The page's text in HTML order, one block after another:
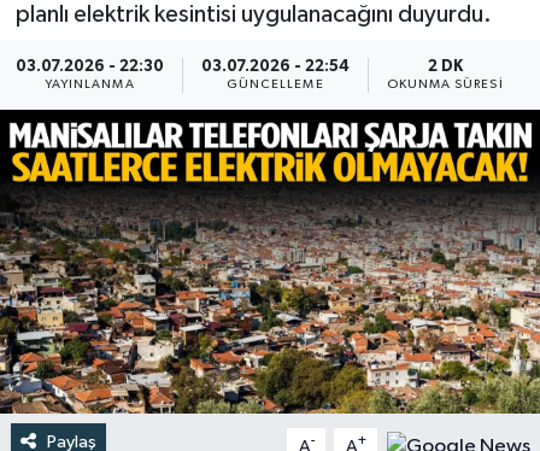
planlı elektrik kesintisi uygulanacağını duyurdu.
03.07.2026 - 22:30
YAYINLANMA
03.07.2026 - 22:54
GÜNCELLEME
2 DK
OKUNMA SÜRESI
Paylaş A- A+
Türkiye
Yaşam